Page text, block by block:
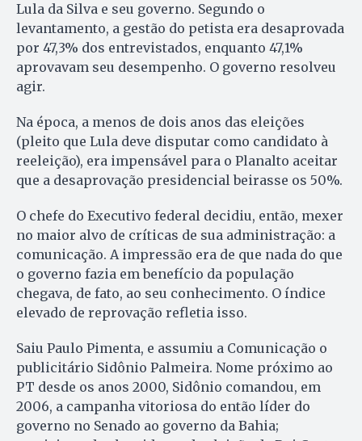
Lula da Silva e seu governo. Segundo o
levantamento, a gestão do petista era desaprovada
por 47,3% dos entrevistados, enquanto 47,1%
aprovavam seu desempenho. O governo resolveu
agir.
Na época, a menos de dois anos das eleições
(pleito que Lula deve disputar como candidato à
reeleição), era impensável para o Planalto aceitar
que a desaprovação presidencial beirasse os 50%.
O chefe do Executivo federal decidiu, então, mexer
no maior alvo de críticas de sua administração: a
comunicação. A impressão era de que nada do que
o governo fazia em benefício da população
chegava, de fato, ao seu conhecimento. O índice
elevado de reprovação refletia isso.
Saiu Paulo Pimenta, e assumiu a Comunicação o
publicitário Sidônio Palmeira. Nome próximo ao
PT desde os anos 2000, Sidônio comandou, em
2006, a campanha vitoriosa do então líder do
governo no Senado ao governo da Bahia;